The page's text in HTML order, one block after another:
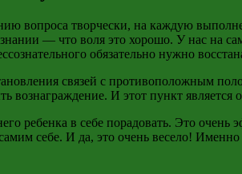
вопроса творчески, на каждую
— что воля это хорошо. У нас на
обязательно нужно
связей с противоположным
И этот пункт является
ребенка в себе порадовать. Это очень
себе. И да, это очень весело!